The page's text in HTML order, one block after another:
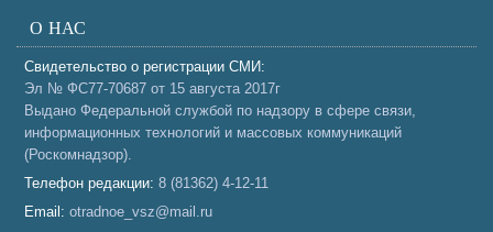
О НАС
Свидетельство о регистрации СМИ:
Эл № ФС77-70687 от 15 августа 2017г
Выдано Федеральной службой по надзору в сфере связи,
информационных технологий и массовых коммуникаций
(Роскомнадзор).
Телефон редакции: 8 (81362) 4-12-11
Email: otradnoe_vsz@mail.ru